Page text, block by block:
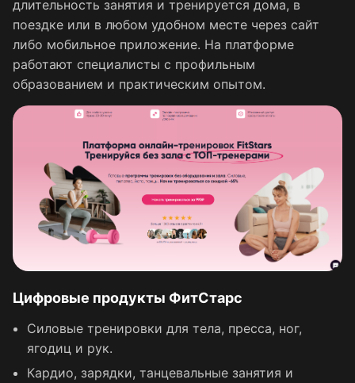
длительность занятия и тренируется дома, в
поездке или в любом удобном месте через сайт
либо мобильное приложение. На платформе
работают специалисты с профильным
образованием и практическим опытом.
Цифровые продукты ФитСтарс
Силовые тренировки для тела, пресса, ног,
ягодиц и рук.
Кардио, зарядки, танцевальные занятия и